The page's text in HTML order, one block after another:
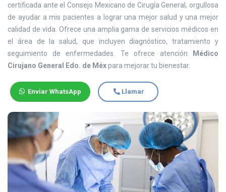
certificada ante el Consejo Mexicano de Cirugía General, orgullosa
de ayudar a mis pacientes a lograr una mejor salud y una mejor
calidad de vida. Ofrece una amplia gama de servicios médicos en
el área de la salud, que incluyen diagnóstico, tratamiento y
seguimiento de enfermedades. Te ofrece atención
Médico
Cirujano General Edo. de Méxpara mejorar tu bienestar.
Enviar WhatsApp Llamar